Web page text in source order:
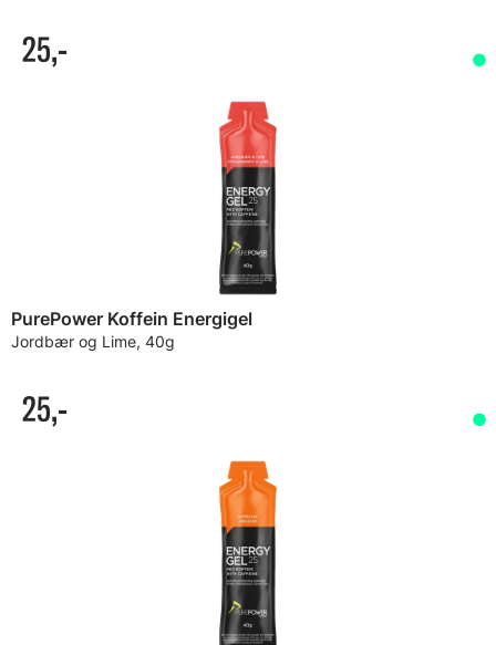
25,-
PurePower Koffein Energigel
Jordbær og Lime, 40g
25,-